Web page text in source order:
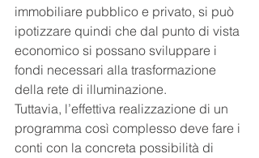
immobiliare pubblico e privato, si può
ipotizzare quindi che dal punto di vista
economico si possano sviluppare i
fondi necessari alla trasformazione
della rete di illuminazione.
Tuttavia, l’effettiva realizzazione di un
programma così complesso deve fare i
conti con la concreta possibilità di